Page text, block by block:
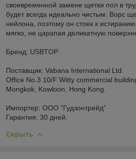
своевременной замене щетки пол в
будет всегда идеально чистым. Ворс
нейлона, поэтому он стоек к
мягко, не царапая деликатную
Бренд: USBTOP
Поставщик: Vabana International Ltd.
Office No.3 10/F Witty commercial
Mongkok, Kowloon, Hong Kong.
Импортер: ООО "Гудзонтрейд"
Гарантия: 30 дней.
Скрыть